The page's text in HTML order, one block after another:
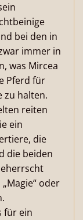
bei den in
immer in
was Mircea
Pferd für
zu halten.
reiten
ein
die
die beiden
oder
für ein